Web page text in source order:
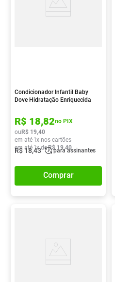
Condicionador Infantil Baby
Dove Hidratação Enriquecida
R$ 18,82no PIX
ouR$ 19,40
em até 1x nos cartões
em até 1x deR$ 19,40
R$18,43 para assinantes
Comprar